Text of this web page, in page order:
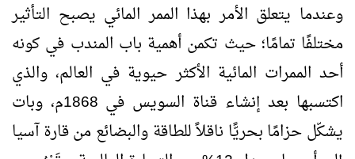
وعندما يتعلق الأمر بهذا الممر المائي يصبح التأثير
مختلفًا تمامًا؛ حيث تكمن أهمية باب المندب في كونه
أحد الممرات المائية الأكثر حيوية في العالم، والذي
اكتسبها بعد إنشاء قناة السويس في 1868م، وبات
يشكّل حزامًا بحريًّا ناقلاً للطاقة والبضائع من قارة آسيا